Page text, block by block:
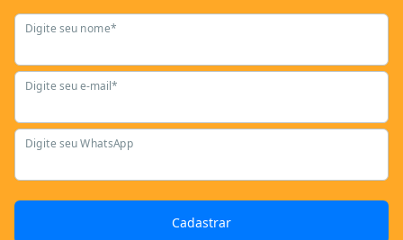
Digite seu nome*
Digite seu e-mail*
Digite seu WhatsApp
Cadastrar